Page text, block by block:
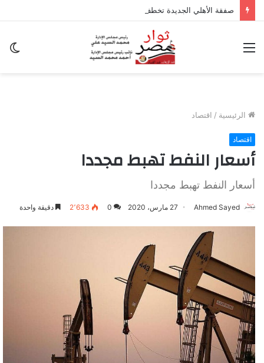
القائمة
الرئيسية / اقتصاد
اقتصاد
أسعار النفط تهبط مجددا
أسعار النفط تهبط مجددا
Ahmed Sayed 27 مارس، 2020 0 2٬633 دقيقة واحدة